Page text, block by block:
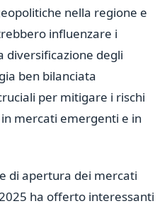
nella regione e
influenzare i
diversificazione degli
ben bilanciata
per mitigare i rischi
mercati emergenti e in
di apertura dei mercati
ha offerto interessanti